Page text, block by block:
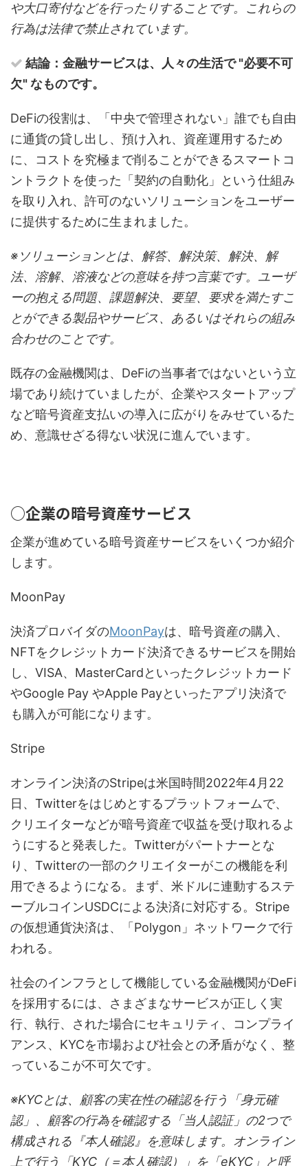
や大口寄付などを行ったりすることです。これらの
行為は法律で禁止されています。
結論：金融サービスは、人々の生活で "必要不可
欠" なものです。
DeFiの役割は、「中央で管理されない」誰でも自由
に通貨の貸し出し、預け入れ、資産運用するため
に、コストを究極まで削ることができるスマートコ
ントラクトを使った「契約の自動化」という仕組み
を取り入れ、許可のないソリューションをユーザー
に提供するために生まれました。
※ソリューションとは、解答、解決策、解決、解
法、溶解、溶液などの意味を持つ言葉です。ユーザ
ーの抱える問題、課題解決、要望、要求を満たすこ
とができる製品やサービス、あるいはそれらの組み
合わせのことです。
既存の金融機関は、DeFiの当事者ではないという立
場であり続けていましたが、企業やスタートアップ
など暗号資産支払いの導入に広がりをみせているた
め、意識せざる得ない状況に進んでいます。
○企業の暗号資産サービス
企業が進めている暗号資産サービスをいくつか紹介
します。
MoonPay
決済プロバイダのMoonPayは、暗号資産の購入、
NFTをクレジットカード決済できるサービスを開始
し、VISA、MasterCardといったクレジットカード
やGoogle Pay やApple Payといったアプリ決済で
も購入が可能になります。
Stripe
オンライン決済のStripeは米国時間2022年4月22
日、Twitterをはじめとするプラットフォームで、
クリエイターなどが暗号資産で収益を受け取れるよ
うにすると発表した。Twitterがパートナーとな
り、Twitterの一部のクリエイターがこの機能を利
用できるようになる。まず、米ドルに連動するステ
ーブルコインUSDCによる決済に対応する。Stripe
の仮想通貨決済は、「Polygon」ネットワークで行
われる。
社会のインフラとして機能している金融機関がDeFi
を採用するには、さまざまなサービスが正しく実
行、執行、された場合にセキュリティ、コンプライ
アンス、KYCを市場および社会との矛盾がなく、整
っているこが不可欠です。
※KYCとは、顧客の実在性の確認を行う「身元確
認」、顧客の行為を確認する「当人認証」の2つで
構成される『本人確認』を意味します。オンライン
上で行う「KYC（＝本人確認）」を「eKYC」と呼